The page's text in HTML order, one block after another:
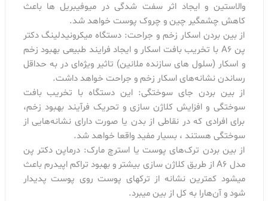
والاستین و ایجاد اثر سفت شدگی در میوفیبریل ها باعث
کاهش چشمگیر چین و چروک پوست خواهد شد.
از بین بردن اسکار زخم و جراحت: دستگاه میکرونیدلینگ دکتر
پن A6 با تخریب بافت اسکار و ایجاد فرایند طبیعی بهبود زخم
و اسکار (سلول های سازنده ملانین) تاثیر ویژه‌ای در به حداقل
رساندن نشانه‌های اسکار زخم و جراحت خواهد داشت.
از بین بردن جای سوختگی: این دستگاه با تخریب بافت
سوختگی و افزایش کلاژن سازی و تحریک فرآیند بهبود زخم،
برای افرادی که در نقاطی از بدن یا صورت دارای نشانه‌هایی از
سوختگی هستند ، بسیار مفید واقعا خواهد شد.
از بین بردن ترک‌های پوست یا استرچ مارک: درماپن دکتر پن
مدل A6 از طریق کلاژن سازی بیشتر و بهبود تراکم اپیدرم باعث
میشود کمترین نشانه از ترکهای پوست روی پوست پدیدار
شود و آن‌هارا به کل از بین میبرد.